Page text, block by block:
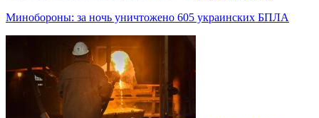
Минобороны: за ночь уничтожено 605 украинских БПЛА